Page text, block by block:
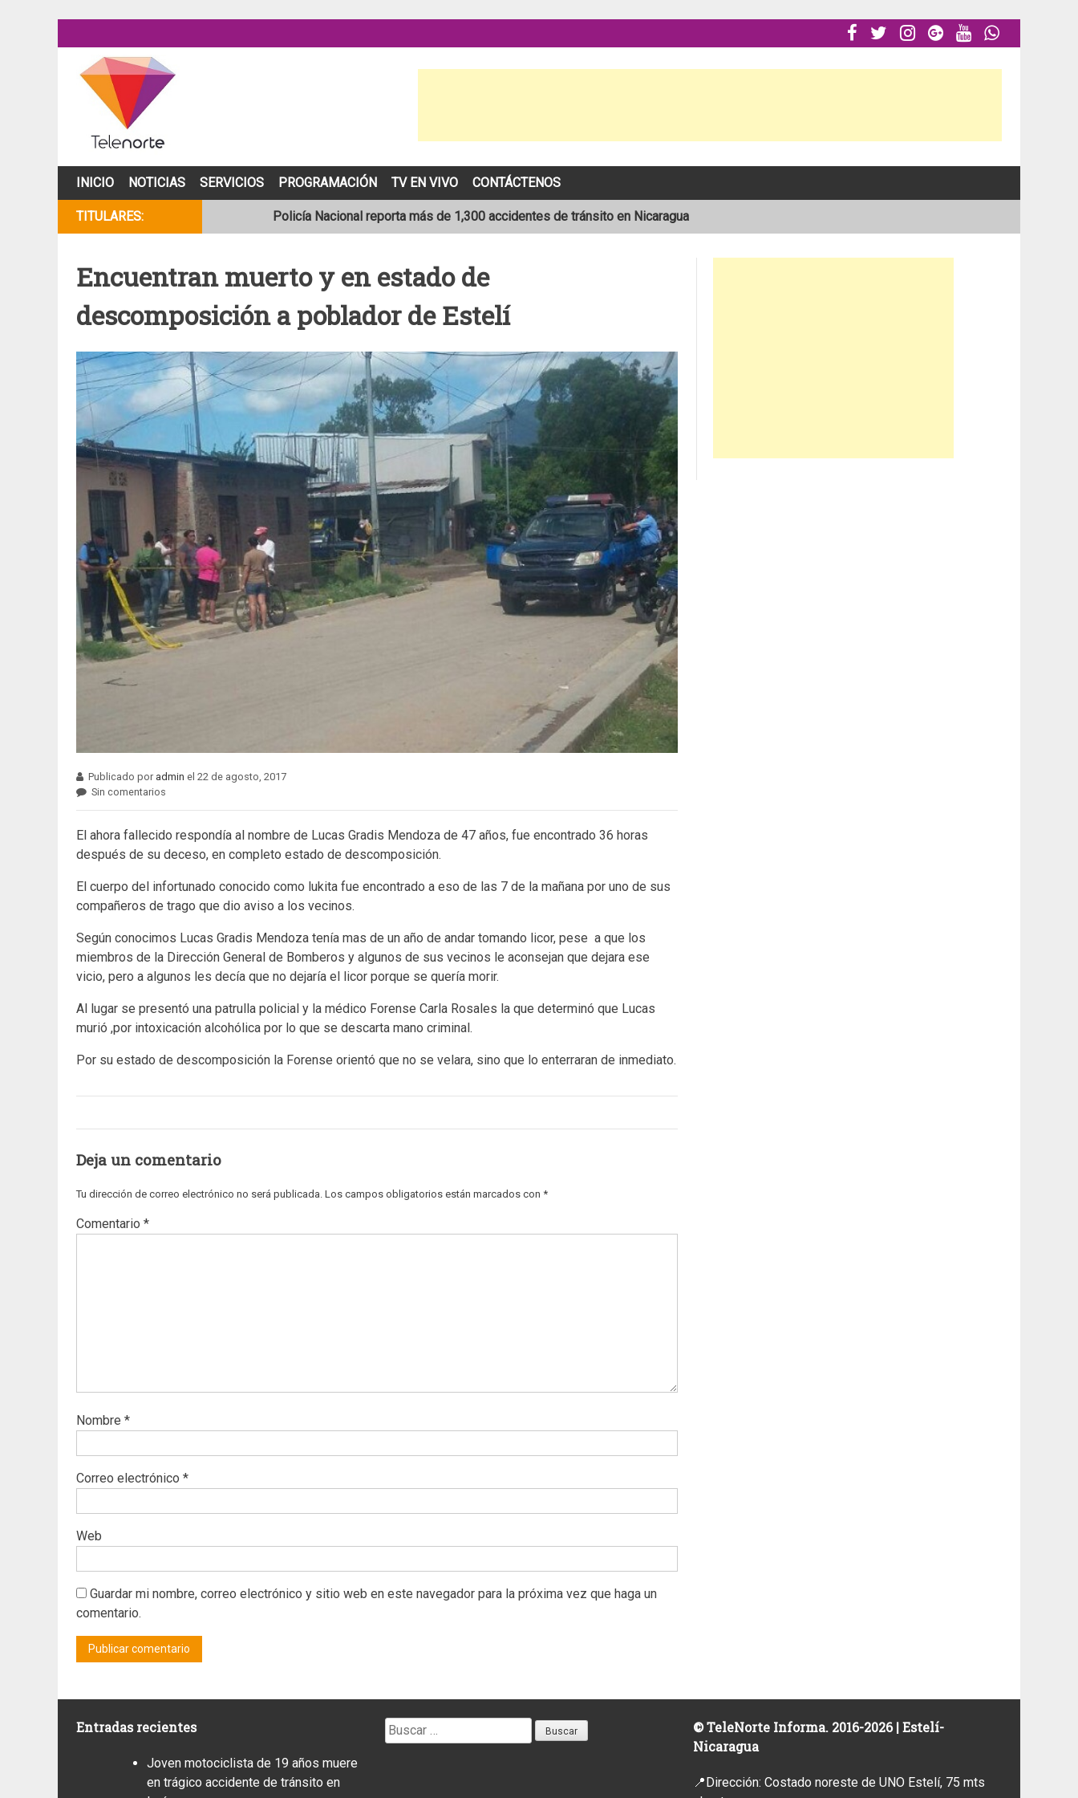
to
content
     
INICIO NOTICIAS SERVICIOS PROGRAMACIÓN TV EN VIVO CONTÁCTENOS
TITULARES: Policía Nacional reporta más de 1,300 accidentes de tránsito en Nicaragua
Joven motociclista de 19 años muere en trágico accidente de tránsito en León
Encuentran muerto y en estado de
descomposición a poblador de Estelí
Publicado por admin el 22 de agosto, 2017
Sin comentarios
El ahora fallecido respondía al nombre de Lucas Gradis Mendoza de 47 años, fue encontrado 36 horas
después de su deceso, en completo estado de descomposición.
El cuerpo del infortunado conocido como lukita fue encontrado a eso de las 7 de la mañana por uno de sus
compañeros de trago que dio aviso a los vecinos.
Según conocimos Lucas Gradis Mendoza tenía mas de un año de andar tomando licor, pese a que los
miembros de la Dirección General de Bomberos y algunos de sus vecinos le aconsejan que dejara ese
vicio, pero a algunos les decía que no dejaría el licor porque se quería morir.
Al lugar se presentó una patrulla policial y la médico Forense Carla Rosales la que determinó que Lucas
murió ,por intoxicación alcohólica por lo que se descarta mano criminal.
Por su estado de descomposición la Forense orientó que no se velara, sino que lo enterraran de inmediato.
Deja un comentario
Tu dirección de correo electrónico no será publicada. Los campos obligatorios están marcados con *
Comentario *
Nombre *
Correo electrónico *
Web
Guardar mi nombre, correo electrónico y sitio web en este navegador para la próxima vez que haga un
comentario.
Entradas recientes
Joven motociclista de 19 años muere
en trágico accidente de tránsito en
Buscar:
© TeleNorte Informa. 2016-2026 | Estelí-
Nicaragua
📍Dirección: Costado noreste de UNO Estelí, 75 mts